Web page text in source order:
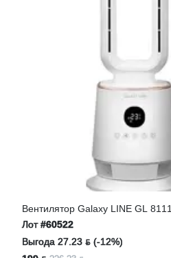
Вентилятор Galaxy LINE GL 8111
Лот#60522
Выгода 27.23 ƃ (-12%)